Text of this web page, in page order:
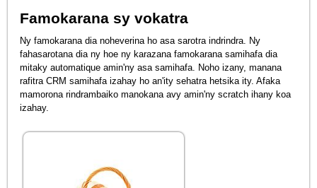
Famokarana sy vokatra
Ny famokarana dia noheverina ho asa sarotra indrindra. Ny
fahasarotana dia ny hoe ny karazana famokarana samihafa dia
mitaky automatique amin'ny asa samihafa. Noho izany, manana
rafitra CRM samihafa izahay ho an'ity sehatra hetsika ity. Afaka
mamorona rindrambaiko manokana avy amin'ny scratch ihany koa
izahay.